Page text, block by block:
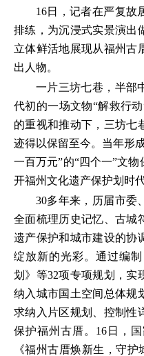
16日，记者在严复故
排练，为沉浸式实景演出
立体鲜活地展现从福州古
出人物。
一片三坊七巷，半部
代初的一场文物“解救行
的重视和推动下，三坊七
迹得以保留至今。当年形
一百万元”的“四个一”文
开福州文化遗产保护划时
30多年来，历届市委
全面梳理历史记忆、古城
遗产保护和城市建设的协
绽放新的光彩。通过编
划》等32项专项规划，实
纳入城市国土空间总体规
求纳入片区规划、控制性
保护福州古厝。16日，
《福州古厝焕新生，守